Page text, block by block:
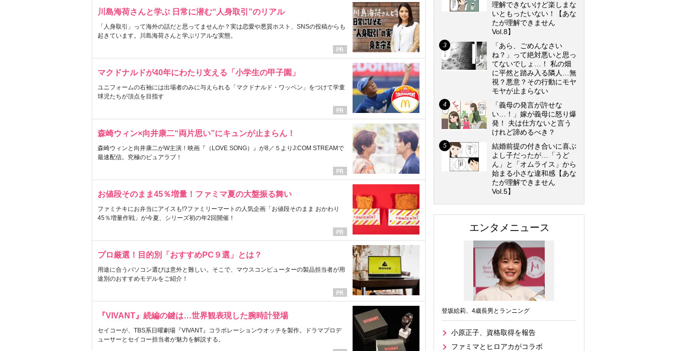
川島海荷さんと学ぶ 日常に潜む“人身取引”のリアル
「人身取引」って海外の話だと思ってませんか？実は恋愛や悪質ホスト、SNSの投稿からも
起きています。川島海荷さんと学ぶリアルな実態。
マクドナルドが40年にわたり支える「小学生の甲子園」
ユニフォームの右袖には出場者のみに与えられる「マクドナルド・ワッペン」をつけて学童
球児たちが頂点を目指す
森崎ウィン×向井康二“両片思い”にキュンが止まらん！
森崎ウィンと向井康二がW主演！映画『（LOVE SONG）』が8／５よりJ:COM STREAMで
最速配信。究極のピュアラブ！
お値段そのまま45％増量！ファミマ夏の大盤振る舞い
ファミチキにお弁当にアイスも!?ファミリーマートの人気企画「お値段そのまま おかわり
45％増量作戦」が今夏、シリーズ初の年2回開催！
プロ厳選！目的別「おすすめPC９選」とは？
用途に合うパソコン選びは意外と難しい。そこで、マウスコンピューターの製品担当者が用
途別のおすすめモデルをご紹介！
『VIVANT』続編の鍵は…世界観表現した腕時計登場
セイコーが、TBS系日曜劇場『VIVANT』コラボレーションウオッチを製作。ドラマプロデ
ューサーとセイコー担当者が魅力を解説する。
理解できないけど楽しまな
いともったいない！【あな
たが理解できません
Vol.8】
「あら、ごめんなさい
ね？」って絶対悪いと思っ
てないでしょ…！ 私の畑
に平然と踏み入る隣人…無
視？悪意？その行動にモヤ
モヤが止まらない
「義母の発言が許せな
い…！」嫁が義母に怒り爆
発！ 夫は仕方ないと言う
けれど諦めるべき？
結婚前提の付き合いに喜ぶ
よし子だったが…「うど
ん」と「オムライス」から
始まる小さな違和感【あな
たが理解できません
Vol.5】
エンタメニュース
登坂絵莉、4歳長男とランニング
小原正子、資格取得を報告
ファミマとヒロアカがコラボ